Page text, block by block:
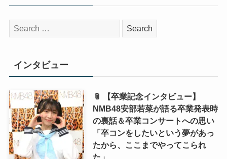
検
索:
インタビュー
📎 【卒業記念インタビュー】
NMB48安部若菜が語る卒業発表時
の裏話＆卒業コンサートへの思い
「卒コンをしたいという夢があっ
たから、ここまでやってこられ
た」